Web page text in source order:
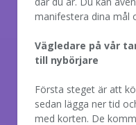
manifestera dina mål
Vägledare på vår
till nybörjare
Första steget är att
sedan lägga ner tid
med korten. De